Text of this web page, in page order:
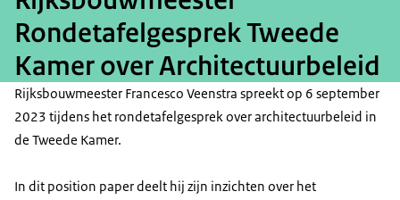
Rondetafelgesprek Tweede
Kamer over Architectuurbeleid
Rijksbouwmeester Francesco Veenstra spreekt op 6 september
2023 tijdens het rondetafelgesprek over architectuurbeleid in
de Tweede Kamer.
In dit position paper deelt hij zijn inzichten over het